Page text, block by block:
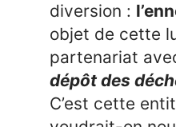
diversion :
objet de cette
partenariat
dépôt des
C’est cette